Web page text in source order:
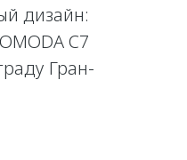
дизайн:
C7
Гран-